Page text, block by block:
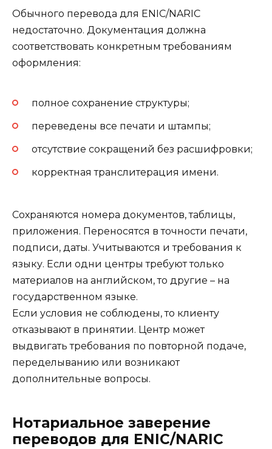
Обычного перевода для ENIC/NARIC
недостаточно. Документация должна
соответствовать конкретным требованиям
оформления:
полное сохранение структуры;
переведены все печати и штампы;
отсутствие сокращений без расшифровки;
корректная транслитерация имени.
Сохраняются номера документов, таблицы,
приложения. Переносятся в точности печати,
подписи, даты. Учитываются и требования к
языку. Если одни центры требуют только
материалов на английском, то другие – на
государственном языке.
Если условия не соблюдены, то клиенту
отказывают в принятии. Центр может
выдвигать требования по повторной подаче,
переделыванию или возникают
дополнительные вопросы.
Нотариальное заверение
переводов для ENIC/NARIC